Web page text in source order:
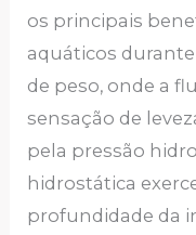
os principais
aquáticos
de peso, onde a
sensação de
pela pressão
hidrostática
profundidade da